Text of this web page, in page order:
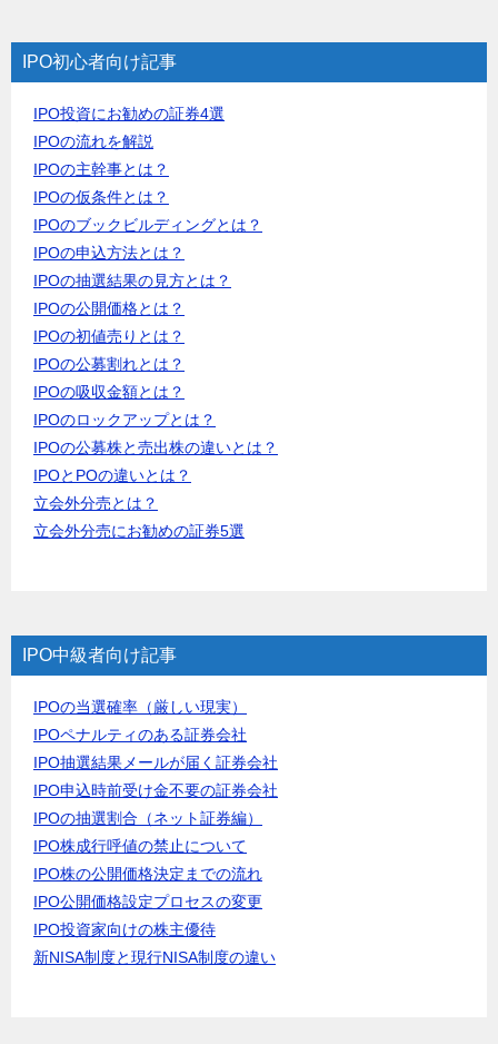
IPO初心者向け記事
IPO投資にお勧めの証券4選
IPOの流れを解説
IPOの主幹事とは？
IPOの仮条件とは？
IPOのブックビルディングとは？
IPOの申込方法とは？
IPOの抽選結果の見方とは？
IPOの公開価格とは？
IPOの初値売りとは？
IPOの公募割れとは？
IPOの吸収金額とは？
IPOのロックアップとは？
IPOの公募株と売出株の違いとは？
IPOとPOの違いとは？
立会外分売とは？
立会外分売にお勧めの証券5選
IPO中級者向け記事
IPOの当選確率（厳しい現実）
IPOペナルティのある証券会社
IPO抽選結果メールが届く証券会社
IPO申込時前受け金不要の証券会社
IPOの抽選割合（ネット証券編）
IPO株成行呼値の禁止について
IPO株の公開価格決定までの流れ
IPO公開価格設定プロセスの変更
IPO投資家向けの株主優待
新NISA制度と現行NISA制度の違い